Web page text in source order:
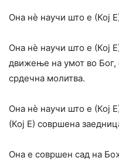
Она нѐ научи што е (Кој
Она нѐ научи што е (Кој
движење на умот во Бог,
срдечна молитва.
Она нѐ научи што е (Кој
(Кој Е) совршена
Она е совршен сад на